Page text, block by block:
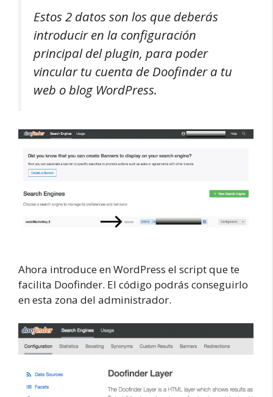
Estos 2 datos son los que deberás
introducir en la configuración
principal del plugin, para poder
vincular tu cuenta de Doofinder a tu
web o blog WordPress.
Ahora introduce en WordPress el script que te
facilita Doofinder. El código podrás conseguirlo
en esta zona del administrador.